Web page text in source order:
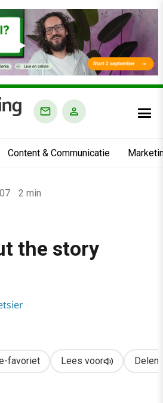
Content & Communicatie
2 min
the story
favoriet Lees voor Delen